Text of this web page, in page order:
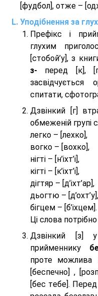
[фудбол], отже –
Уподібнення за
Префікс і
глухим
[стобой’у], з
з- перед [к],
засвідчується
спитати,
Дзвінкий [г]
обмеженій групі
легко – [лехко],
вогко – [вохко],
нігті – [н’іхт’і],
кігті – [к’іхт’і],
дігтяр – [д’іхт’ар],
дьогтю – [д’охт’у],
бігцем – [б’іхцем].
Ці слова
Дзвінкий [з]
прийменнику
проте можлива
[беспeчно] ,
[бес тeбе].